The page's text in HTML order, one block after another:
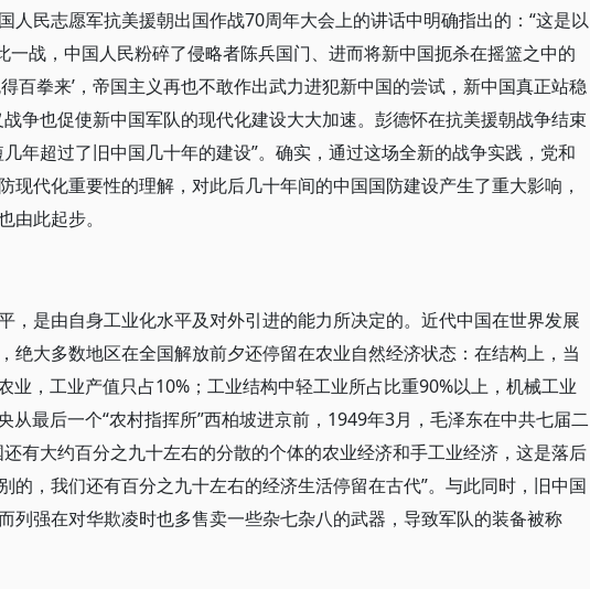
人民志愿军抗美援朝出国作战70周年大会上的讲话中明确指出的：“这是以
一战，中国人民粉碎了侵略者陈兵国门、进而将新中国扼杀在摇篮之中的
百拳来’，帝国主义再也不敢作出武力进犯新中国的尝试，新中国真正站稳
争也促使新中国军队的现代化建设大大加速。彭德怀在抗美援朝战争结束
年超过了旧中国几十年的建设”。确实，通过这场全新的战争实践，党和
现代化重要性的理解，对此后几十年间的中国国防建设产生了重大影响，
由此起步。
，是由自身工业化水平及对外引进的能力所决定的。近代中国在世界发展
绝大多数地区在全国解放前夕还停留在农业自然经济状态：在结构上，当
业，工业产值只占10%；工业结构中轻工业所占比重90%以上，机械工业
从最后一个“农村指挥所”西柏坡进京前，1949年3月，毛泽东在中共七届二
有大约百分之九十左右的分散的个体的农业经济和手工业经济，这是落后
的，我们还有百分之九十左右的经济生活停留在古代”。与此同时，旧中国
列强在对华欺凌时也多售卖一些杂七杂八的武器，导致军队的装备被称